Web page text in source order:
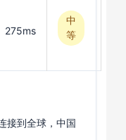
275ms
中
等
接到全球，中国